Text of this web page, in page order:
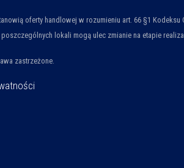
oferty handlowej w rozumieniu art. 66 §1
lokali mogą ulec zmianie na etapie
zastrzeżone.